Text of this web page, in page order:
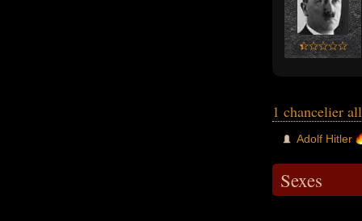
1 chancelier
Adolf Hitler
Sexes